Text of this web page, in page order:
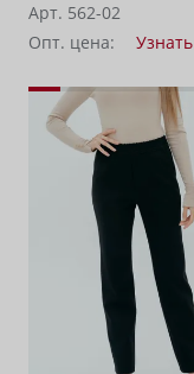
Арт. 562-02
Опт. цена:
Узнать